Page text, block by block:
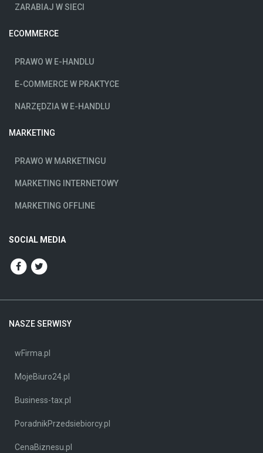
ZARABIAJ W SIECI
ECOMMERCE
PRAWO W E-HANDLU
E-COMMERCE W PRAKTYCE
NARZĘDZIA W E-HANDLU
MARKETING
PRAWO W MARKETINGU
MARKETING INTERNETOWY
MARKETING OFFLINE
SOCIAL MEDIA
NASZE SERWISY
wFirma.pl
MojeBiuro24.pl
Business-tax.pl
PoradnikPrzedsiebiorcy.pl
CenaBiznesu.pl